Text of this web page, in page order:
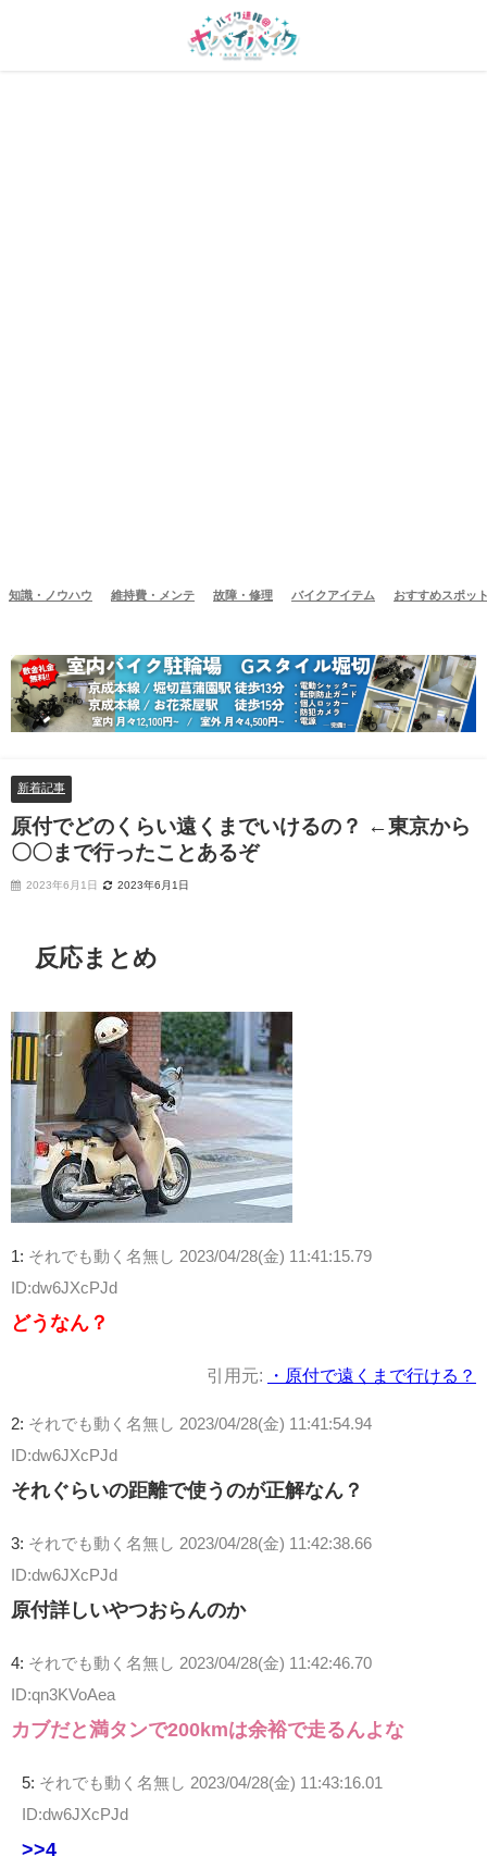
知識・ノウハウ 維持費・メンテ 故障・修理 バイクアイテム おすすめスポッ
新着記事
原付でどのくらい遠くまでいけるの？ ←東京から
〇〇まで行ったことあるぞ
2023年6月1日 2023年6月1日
反応まとめ
1: それでも動く名無し 2023/04/28(金) 11:41:15.79
ID:dw6JXcPJd
どうなん？
引用元: ・原付で遠くまで行ける？
2: それでも動く名無し 2023/04/28(金) 11:41:54.94
ID:dw6JXcPJd
それぐらいの距離で使うのが正解なん？
3: それでも動く名無し 2023/04/28(金) 11:42:38.66
ID:dw6JXcPJd
原付詳しいやつおらんのか
4: それでも動く名無し 2023/04/28(金) 11:42:46.70
ID:qn3KVoAea
カブだと満タンで200kmは余裕で走るんよな
5: それでも動く名無し 2023/04/28(金) 11:43:16.01
ID:dw6JXcPJd
>>4